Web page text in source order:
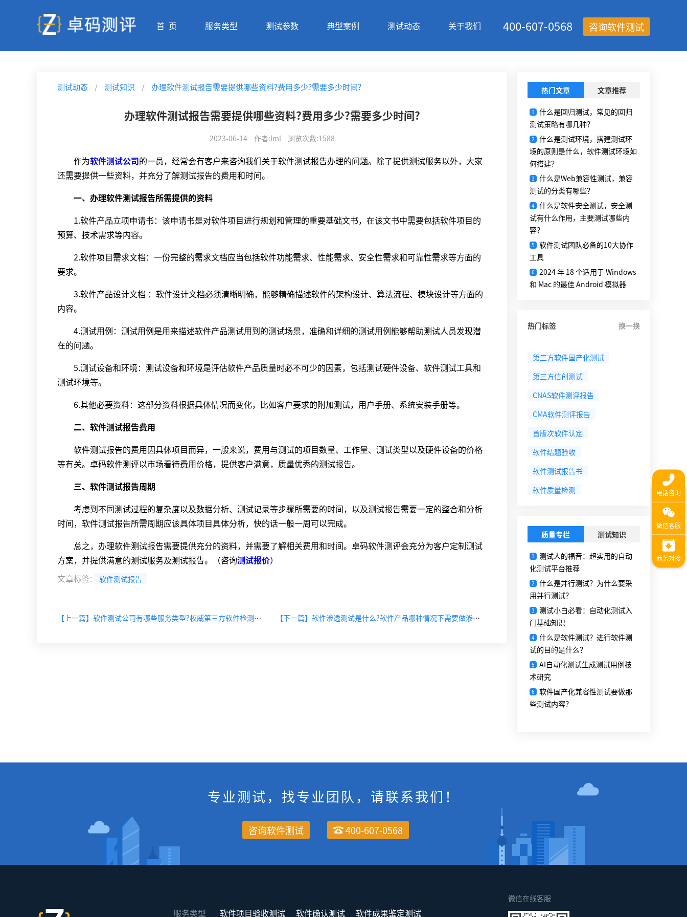
首 页 服务类型 测试参数 典型案例 测试动态 关于我们 咨询软件测试
400-607-0568
测试动态 / 测试知识 / 办理软件测试报告需要提供哪些资料?费用多少?需要多少时间?
办理软件测试报告需要提供哪些资料?费用多少?需要多少时间?
2023-06-14 作者:lml 浏览次数:1588
作为软件测试公司的一员，经常会有客户来咨询我们关于软件测试报告办理的问题。除了提供测试服务以外，大家
还需要提供一些资料，并充分了解测试报告的费用和时间。
一、办理软件测试报告所需提供的资料
1.软件产品立项申请书：该申请书是对软件项目进行规划和管理的重要基础文书，在该文书中需要包括软件项目的
预算、技术需求等内容。
2.软件项目需求文档：一份完整的需求文档应当包括软件功能需求、性能需求、安全性需求和可靠性需求等方面的
要求。
3.软件产品设计文档 ：软件设计文档必须清晰明确，能够精确描述软件的架构设计、算法流程、模块设计等方面的
内容。
4.测试用例：测试用例是用来描述软件产品测试用到的测试场景，准确和详细的测试用例能够帮助测试人员发现潜
在的问题。
5.测试设备和环境：测试设备和环境是评估软件产品质量时必不可少的因素，包括测试硬件设备、软件测试工具和
测试环境等。
6.其他必要资料：这部分资料根据具体情况而变化，比如客户要求的附加测试，用户手册、系统安装手册等。
二、软件测试报告费用
软件测试报告的费用因具体项目而异，一般来说，费用与测试的项目数量、工作量、测试类型以及硬件设备的价格
等有关。卓码软件测评以市场看待费用价格，提供客户满意，质量优秀的测试报告。
三、软件测试报告周期
考虑到不同测试过程的复杂度以及数据分析、测试记录等步骤所需要的时间，以及测试报告需要一定的整合和分析
时间，软件测试报告所需周期应该具体项目具体分析，快的话一般一周可以完成。
总之，办理软件测试报告需要提供充分的资料，并需要了解相关费用和时间。卓码软件测评会充分为客户定制测试
方案，并提供满意的测试服务及测试报告。（咨询测试报价）
文章标签: 软件测试报告
【上一篇】软件测试公司有哪些服务类型?权威第三方软件检测具备哪些特质? 【下一篇】软件渗透测试是什么?软件产品哪种情况下需要做渗透测试？
热门文章 文章推荐
1
什么是回归测试，常见的回归
测试策略有哪几种？
2
什么是测试环境，搭建测试环
境的原则是什么，软件测试环境如
何搭建？
3
什么是Web兼容性测试，兼容
测试的分类有哪些？
4 什么是软件安全测试，安全测
试有什么作用，主要测试哪些内
容？
5
软件测试团队必备的10大协作
工具
6
2024 年 18 个适用于 Windows
和 Mac 的最佳 Android 模拟器
热门标签 换一换
第三方软件国产化测试
第三方信创测试
CNAS软件测评报告
CMA软件测评报告
首版次软件认定
软件结题验收
软件测试报告书
软件质量检测
质量专栏 测试知识
1
测试人的福音：超实用的自动
化测试平台推荐
2
什么是并行测试？为什么要采
用并行测试？
3
测试小白必看：自动化测试入
门基础知识
4 什么是软件测试？进行软件测
试的目的是什么？
5
AI自动化测试生成测试用例技
术研究
6
软件国产化兼容性测试要做那
些测试内容？
专业测试，找专业团队，请联系我们！
咨询软件测试 400-607-0568
服务类型 软件项目验收测试 软件确认测试 软件成果鉴定测试
微信在线客服